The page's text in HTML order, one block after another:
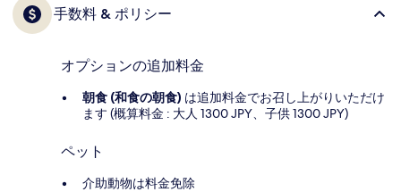
手数料 & ポリシー
オプションの追加料金
朝食 (和食の朝食) は追加料金でお召し上がりいただけ
ます (概算料金 : 大人 1300 JPY、子供 1300 JPY)
ペット
介助動物は料金免除